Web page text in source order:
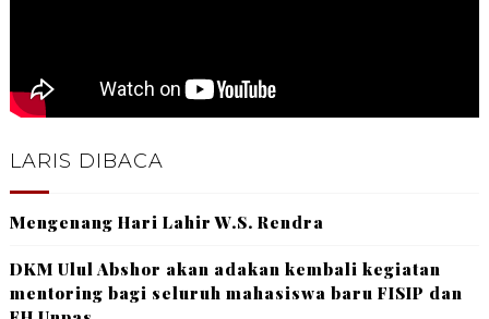
LARIS DIBACA
Mengenang Hari Lahir W.S. Rendra
DKM Ulul Abshor akan adakan kembali kegiatan
mentoring bagi seluruh mahasiswa baru FISIP dan